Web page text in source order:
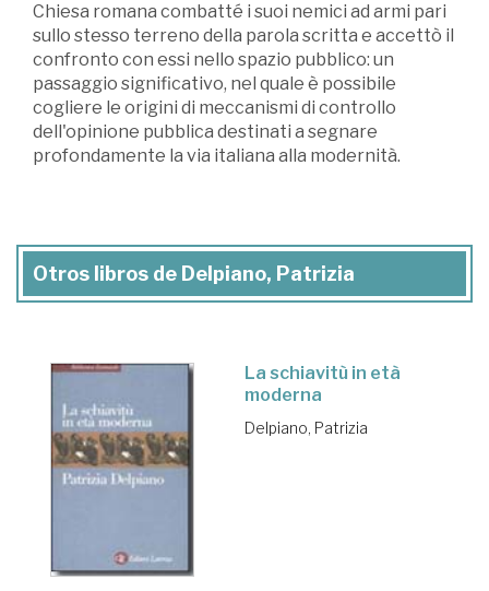
Chiesa romana combatté i suoi nemici ad armi pari
sullo stesso terreno della parola scritta e accettò il
confronto con essi nello spazio pubblico: un
passaggio significativo, nel quale è possibile
cogliere le origini di meccanismi di controllo
dell'opinione pubblica destinati a segnare
profondamente la via italiana alla modernità.
Otros libros de Delpiano, Patrizia
La schiavitù in età
moderna
Delpiano, Patrizia